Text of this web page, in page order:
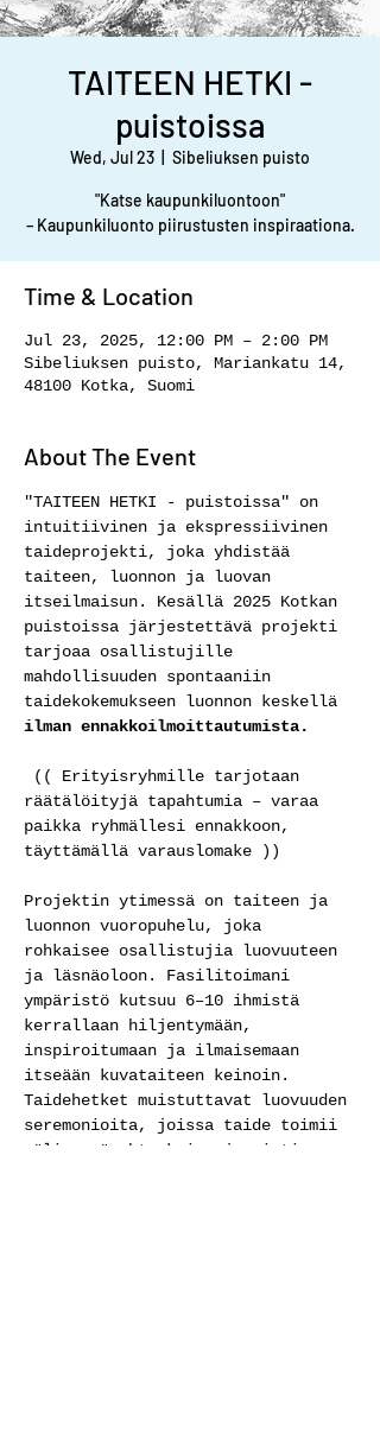
TAITEEN HETKI -
puistoissa
Wed, Jul 23 Sibeliuksen puisto
"Katse kaupunkiluontoon"
– Kaupunkiluonto piirustusten inspiraationa.
Time & Location
Jul 23, 2025, 12:00 PM – 2:00 PM
Sibeliuksen puisto, Mariankatu 14,
48100 Kotka, Suomi
About The Event
"TAITEEN HETKI - puistoissa" on
intuitiivinen ja ekspressiivinen
taideprojekti, joka yhdistää
taiteen, luonnon ja luovan
itseilmaisun. Kesällä 2025 Kotkan
puistoissa järjestettävä projekti
tarjoaa osallistujille
mahdollisuuden spontaaniin
taidekokemukseen luonnon keskellä
ilman ennakkoilmoittautumista.
(( Erityisryhmille tarjotaan
räätälöityjä tapahtumia – varaa
paikka ryhmällesi ennakkoon,
täyttämällä varauslomake ))
Projektin ytimessä on taiteen ja
luonnon vuoropuhelu, joka
rohkaisee osallistujia luovuuteen
ja läsnäoloon. Fasilitoimani
ympäristö kutsuu 6–10 ihmistä
kerrallaan hiljentymään,
inspiroitumaan ja ilmaisemaan
itseään kuvataiteen keinoin.
Taidehetket muistuttavat luovuuden
seremonioita, joissa taide toimii
välineenä yhteyksien ja aistien